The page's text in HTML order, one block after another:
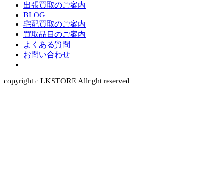
出張買取のご案内
BLOG
宅配買取のご案内
買取品目のご案内
よくある質問
お問い合わせ
copyright c LKSTORE Allright reserved.